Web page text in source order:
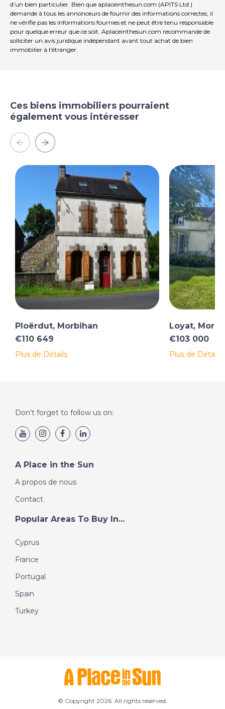
d’un bien particulier. Bien que aplaceinthesun.com (APITS Ltd.)
demande à tous les annonceurs de fournir des informations correctes, il
ne vérifie pas les informations fournies et ne peut être tenu responsable
pour quelque erreur que ce soit. Aplaceinthesun.com recommande de
solliciter un avis juridique indépendant avant tout achat de bien
immobilier à l'étranger.
Ces biens immobiliers pourraient
également vous intéresser
Ploërdut, Morbihan
€110 649
Plus de Détails
Loyat,
€103 000
Plus de Détails
Don’t forget to follow us on:
A Place in the Sun
A propos de nous
Contact
Popular Areas To Buy In...
Cyprus
France
Portugal
Spain
Turkey
© Copyright 2026. All rights reserved.